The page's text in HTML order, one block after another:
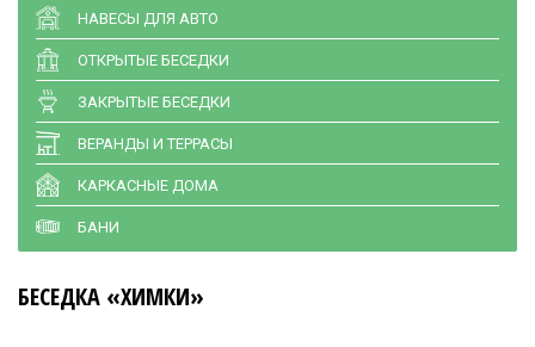
Проекты домов
Навесы и беседки
Медиа
Отзывы
Статьи
НАВЕСЫ ДЛЯ АВТО
ОТКРЫТЫЕ БЕСЕДКИ
ЗАКРЫТЫЕ БЕСЕДКИ
ВЕРАНДЫ И ТЕРРАСЫ
КАРКАСНЫЕ ДОМА
БАНИ
БЕСЕДКА «ХИМКИ»